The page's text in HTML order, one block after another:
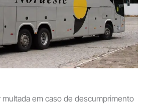
em caso de descumprimento